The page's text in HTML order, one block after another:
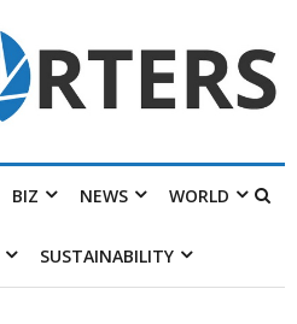
BIZ NEWS WORLD
SUSTAINABILITY